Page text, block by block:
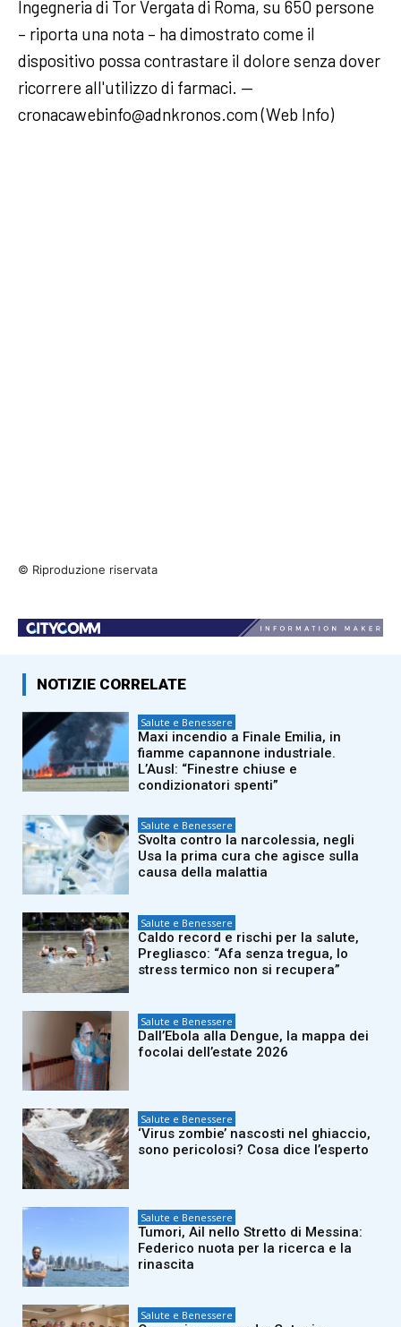
Ingegneria di Tor Vergata di Roma, su 650 persone
– riporta una nota – ha dimostrato come il
dispositivo possa contrastare il dolore senza dover
ricorrere all'utilizzo di farmaci. —
cronacawebinfo@adnkronos.com (Web Info)
© Riproduzione riservata
NOTIZIE CORRELATE
Salute e Benessere
Maxi incendio a Finale Emilia, in
fiamme capannone industriale.
L’Ausl: “Finestre chiuse e
condizionatori spenti”
Salute e Benessere
Svolta contro la narcolessia, negli
Usa la prima cura che agisce sulla
causa della malattia
Salute e Benessere
Caldo record e rischi per la salute,
Pregliasco: “Afa senza tregua, lo
stress termico non si recupera”
Salute e Benessere
Dall’Ebola alla Dengue, la mappa dei
focolai dell’estate 2026
Salute e Benessere
‘Virus zombie’ nascosti nel ghiaccio,
sono pericolosi? Cosa dice l’esperto
Salute e Benessere
Tumori, Ail nello Stretto di Messina:
Federico nuota per la ricerca e la
rinascita
Salute e Benessere